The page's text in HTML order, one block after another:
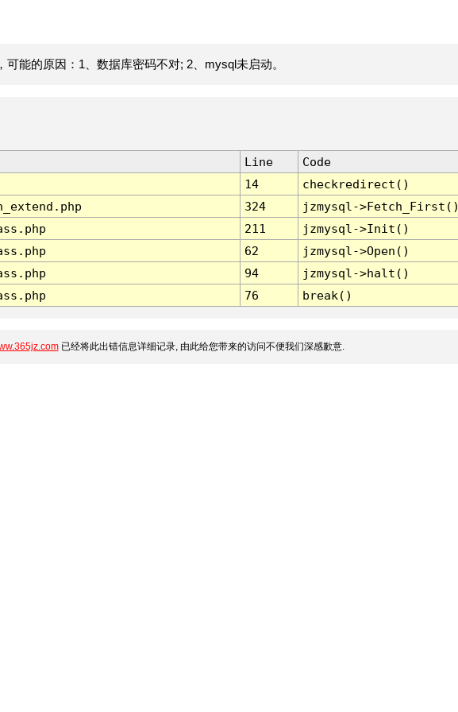
能的原因：1、数据库密码不对; 2、mysql未启动。
Line
Code
14
checkredirect()
324
jzmysql-
211
jzmysql->Init()
62
jzmysql->Open()
94
jzmysql->halt()
76 break()
已经将此出错信息详细记录, 由此给您带来的访问不便我们深感歉意.